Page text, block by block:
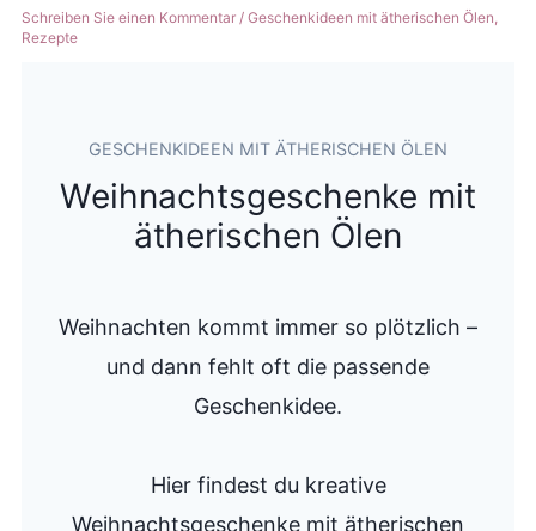
Schreiben Sie einen Kommentar /Geschenkideen mit ätherischen Ölen,
Rezepte
GESCHENKIDEEN MIT ÄTHERISCHEN ÖLEN
Weihnachtsgeschenke mit
ätherischen Ölen
Weihnachten kommt immer so plötzlich –
und dann fehlt oft die passende
Geschenkidee.
Hier findest du kreative
Weihnachtsgeschenke mit ätherischen